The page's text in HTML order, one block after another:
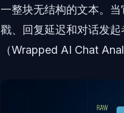
一整块无结构的文本。
戳、回复延迟和对话发
（Wrapped AI Chat